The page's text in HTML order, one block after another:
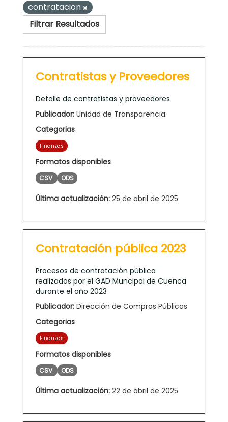
contratacion
Filtrar Resultados
Contratistas y Proveedores
Detalle de contratistas y proveedores
Publicador: Unidad de Transparencia
Categorias
Finanzas
Formatos disponibles
CSV ODS
Última actualización: 25 de abril de 2025
Contratación pública 2023
Procesos de contratación pública
realizados por el GAD Muncipal de Cuenca
durante el año 2023
Publicador: Dirección de Compras Públicas
Categorias
Finanzas
Formatos disponibles
CSV ODS
Última actualización: 22 de abril de 2025